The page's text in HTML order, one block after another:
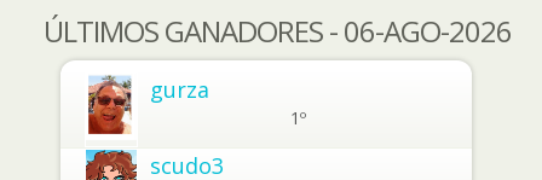
ÚLTIMOS GANADORES - 06-AGO-2026
gurza
1º
scudo3